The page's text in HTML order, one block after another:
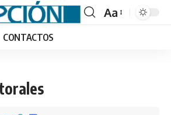
Font
Aa
CONTACTOS